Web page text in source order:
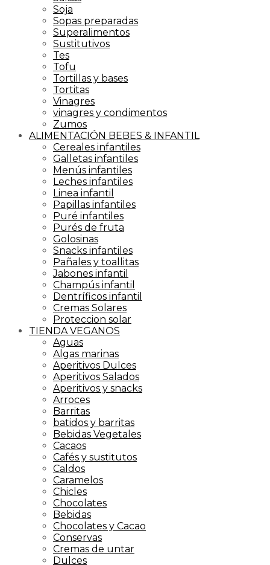
Soja
Sopas preparadas
Superalimentos
Sustitutivos
Tes
Tofu
Tortillas y bases
Tortitas
Vinagres
vinagres y condimentos
Zumos
ALIMENTACIÓN BEBES & INFANTIL
Cereales infantiles
Galletas infantiles
Menús infantiles
Leches infantiles
Linea infantil
Papillas infantiles
Puré infantiles
Purés de fruta
Golosinas
Snacks infantiles
Pañales y toallitas
Jabones infantil
Champús infantil
Dentríficos infantil
Cremas Solares
Proteccion solar
TIENDA VEGANOS
Aguas
Algas marinas
Aperitivos Dulces
Aperitivos Salados
Aperitivos y snacks
Arroces
Barritas
batidos y barritas
Bebidas Vegetales
Cacaos
Cafés y sustitutos
Caldos
Caramelos
Chicles
Chocolates
Bebidas
Chocolates y Cacao
Conservas
Cremas de untar
Dulces